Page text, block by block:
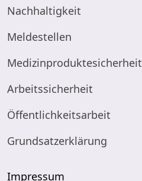
Nachhaltigkeit
Meldestellen
Medizinproduktesicherheit
Arbeitssicherheit
Öffentlichkeitsarbeit
Grundsatzerklärung
Impressum